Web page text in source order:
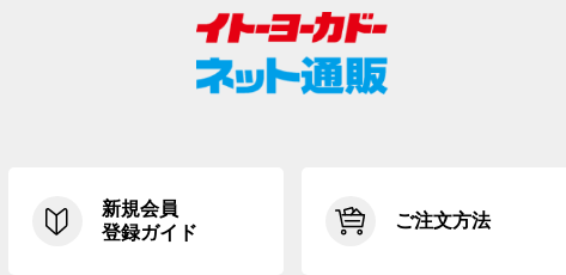
新規会員
登録ガイド
ご注文方法